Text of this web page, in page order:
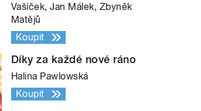
Vašíček, Jan Málek, Zbyněk
Matějů
Koupit
Díky za každé nové ráno
Halina Pawlowská
Koupit